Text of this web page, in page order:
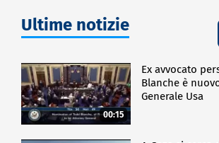
Ultime notizie
00:15
Ex avvocato
Blanche è
Generale Usa